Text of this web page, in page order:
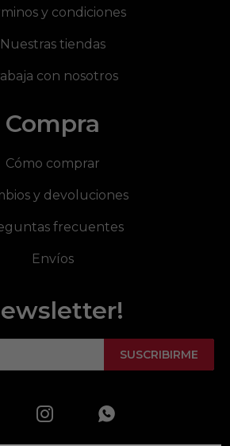
y condiciones
Nuestras tiendas
con nosotros
Compra
Cómo comprar
y devoluciones
frecuentes
Envíos
SUSCRIBIRME
 